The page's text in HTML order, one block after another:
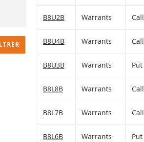
B8U2B Warrants Call
B8U4B Warrants Call
B8U3B Warrants Put
B8L8B Warrants Call
B8L7B Warrants Call
B8L6B Warrants Put